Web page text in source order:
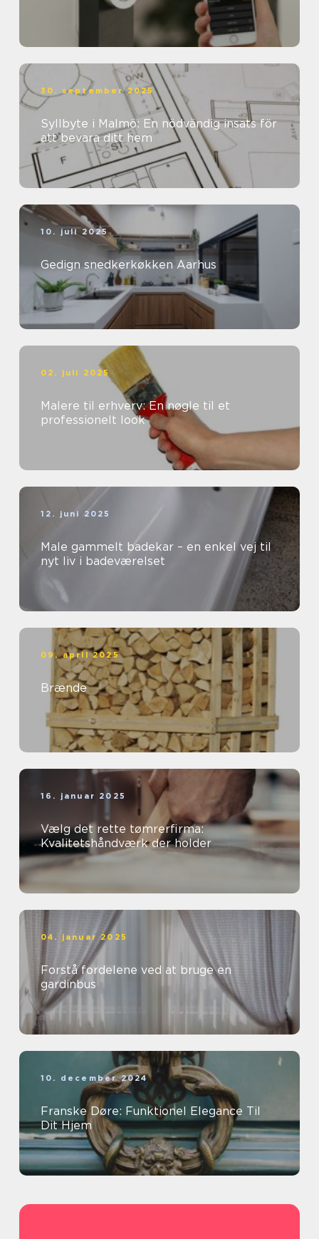
30. september 2025
Syllbyte i Malmö: En nödvändig insats för
att bevara ditt hem
10. juli 2025
Gedign snedkerkøkken Aarhus
02. juli 2025
Malere til erhverv: En nøgle til et
professionelt look
12. juni 2025
Male gammelt badekar – en enkel vej til
nyt liv i badeværelset
09. april 2025
Brænde
16. januar 2025
Vælg det rette tømrerfirma:
Kvalitetshåndværk der holder
04. januar 2025
Forstå fordelene ved at bruge en
gardinbus
10. december 2024
Franske Døre: Funktionel Elegance Til
Dit Hjem